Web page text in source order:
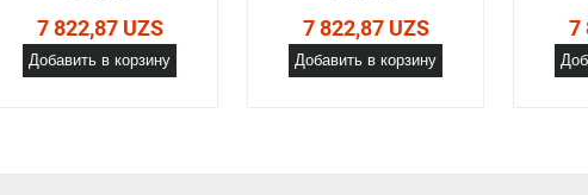
7 822,87 UZS
Добавить в корзину
7 822,87 UZS
Добавить в корзину
7